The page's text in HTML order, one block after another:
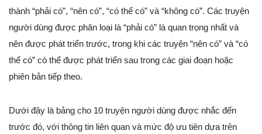
thành “phải có”, “nên có”, “có thể có” và “không có”. Các truyện
người dùng được phân loại là “phải có” là quan trọng nhất và
nên được phát triển trước, trong khi các truyện “nên có” và “có
thể có” có thể được phát triển sau trong các giai đoạn hoặc
phiên bản tiếp theo.
Dưới đây là bảng cho 10 truyện người dùng được nhắc đến
trước đó, với thông tin liên quan và mức độ ưu tiên dựa trên